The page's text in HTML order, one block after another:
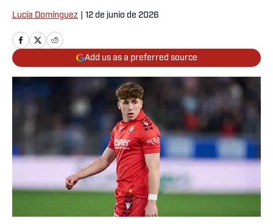
Lucía Domínguez 12 de junio de 2026
Add us as a preferred source